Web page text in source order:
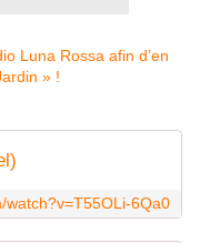
watch?v=T55OLi-6Qa0